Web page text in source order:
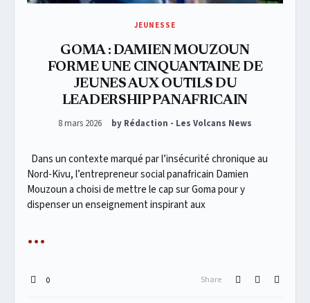
JEUNESSE
GOMA : DAMIEN MOUZOUN
FORME UNE CINQUANTAINE DE
JEUNES AUX OUTILS DU
LEADERSHIP PANAFRICAIN
Posted on
8 mars 2026 by Rédaction - Les Volcans News
Dans un contexte marqué par l’insécurité chronique au
Nord-Kivu, l’entrepreneur social panafricain Damien
Mouzoun a choisi de mettre le cap sur Goma pour y
dispenser un enseignement inspirant aux
0 Share